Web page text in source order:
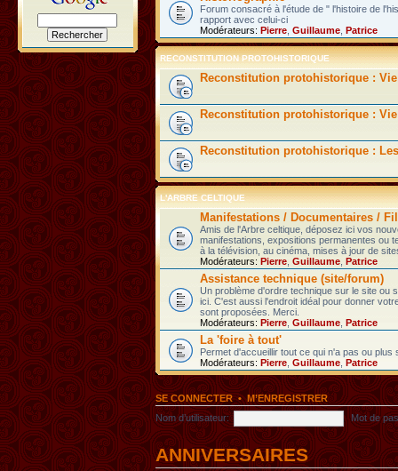
Forum consacré à l'étude de " l'histoire de
rapport avec celui-ci
Modérateurs: Pierre Guillaume Patrice
RECONSTITUTION PROTOHISTORIQUE
Reconstitution protohistorique :
Reconstitution protohistorique :
Reconstitution protohistorique :
L'ARBRE CELTIQUE
Manifestations / Documentaires /
Amis de l'Arbre celtique, déposez ici vos
manifestations, expositions permanentes ou
à la télévision, au cinéma, mises à jour de
Modérateurs: Pierre Guillaume Patrice
Assistance technique (site/forum)
Un problème d'ordre technique sur le site ou
ici. C'est aussi l'endroit idéal pour donner
sont proposées. Merci.
Modérateurs: Pierre Guillaume Patrice
La 'foire à tout'
Permet d'accueillir tout ce qui n'a pas ou
Modérateurs: Pierre Guillaume Patrice
SE CONNECTER•M’ENREGISTRER
Nom d’utilisateur:
Mot de
ANNIVERSAIRES